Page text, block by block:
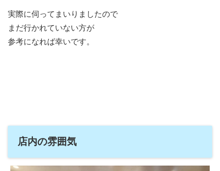
実際に伺ってまいりましたので
まだ行かれていない方が
参考になれば幸いです。
店内の雰囲気